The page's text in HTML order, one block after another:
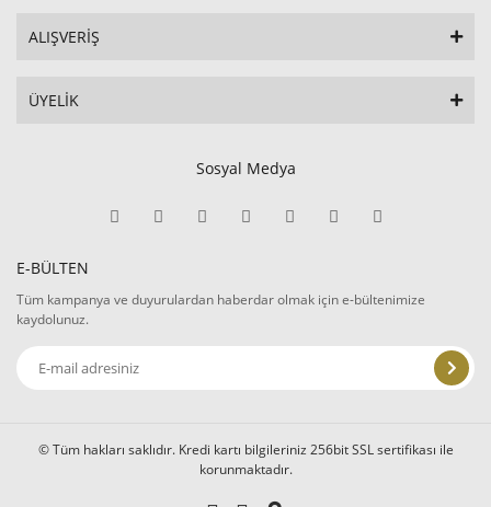
ALIŞVERİŞ
ÜYELİK
Sosyal Medya
E-BÜLTEN
Tüm kampanya ve duyurulardan haberdar olmak için e-bültenimize
kaydolunuz.
© Tüm hakları saklıdır. Kredi kartı bilgileriniz 256bit SSL sertifikası ile
korunmaktadır.